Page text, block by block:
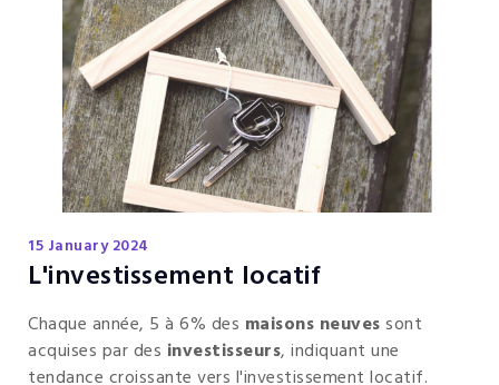
15 January 2024
L'investissement locatif
Chaque année, 5 à 6% des maisons neuvessont
acquises par des investisseurs, indiquant une
tendance croissante vers l'investissement locatif.